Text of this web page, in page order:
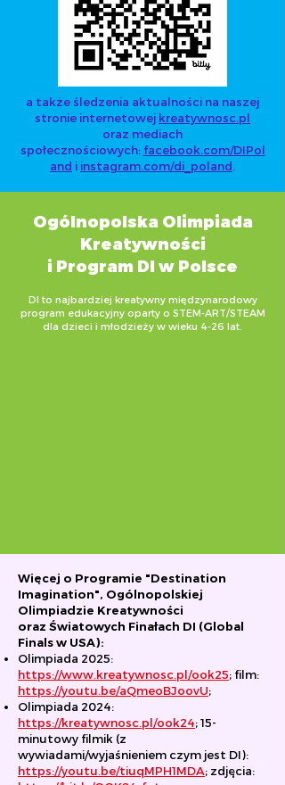
a także śledzenia aktualności na naszej
stronie internetowej kreatywnosc.pl
oraz mediach
społecznościowych: facebook.com/DIPol
and i instagram.com/di_poland.
Ogólnopolska Olimpiada
Kreatywności
i Program DI w Polsce
DI to najbardziej kreatywny międzynarodowy
program edukacyjny oparty o STEM-ART/STEAM
dla dzieci i młodzieży w wieku 4-26 lat.
Więcej o Programie "Destination
Imagination", Ogólnopolskiej
Olimpiadzie Kreatywności
oraz Światowych Finałach DI (Global
Finals w USA):
Olimpiada 2025:
https://www.kreatywnosc.pl/ook25; film:
https://youtu.be/aQmeoBJoovU;
Olimpiada 2024:
https://kreatywnosc.pl/ook24; 15-
minutowy filmik (z
wywiadami/wyjaśnieniem czym jest DI):
https://youtu.be/tiuqMPH1MDA; zdjęcia: